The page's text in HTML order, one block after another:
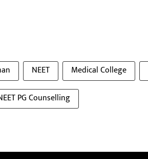
NEET Medical College
PG Counselling